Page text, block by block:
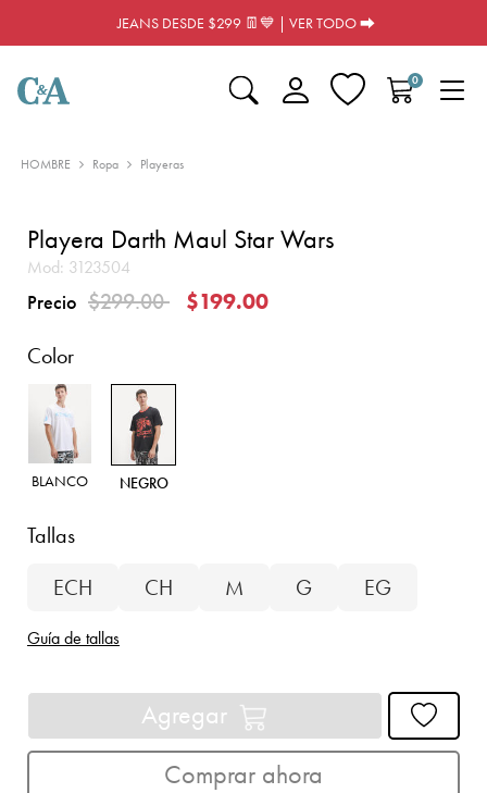
JEANS DESDE $299 👖💙 | VER TODO ⮕
0
HOMBRE Ropa Playeras
Playera Darth Maul Star Wars
Mod: 3123504
Precio Precio reducido de
$299.00a
$199.00
Color
BLANCO NEGRO
Tallas
ECH
CH M G EG
Guía de tallas
Agregar
Comprar ahora